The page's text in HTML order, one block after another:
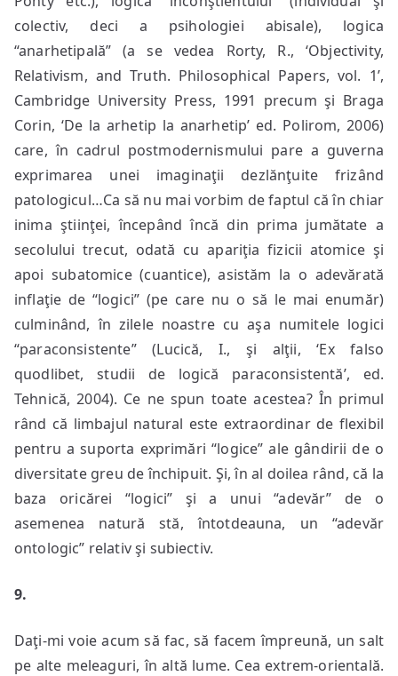
colectiv, deci a psihologiei abisale), logica
“anarhetipală” (a se vedea Rorty, R., ‘Objectivity,
Relativism, and Truth. Philosophical Papers, vol. 1’,
Cambridge University Press, 1991 precum şi Braga
Corin, ‘De la arhetip la anarhetip’ ed. Polirom, 2006)
care, în cadrul postmodernismului pare a guverna
exprimarea unei imaginaţii dezlănţuite frizând
patologicul…Ca să nu mai vorbim de faptul că în chiar
inima ştiinţei, începând încă din prima jumătate a
secolului trecut, odată cu apariţia fizicii atomice şi
apoi subatomice (cuantice), asistăm la o adevărată
inflaţie de “logici” (pe care nu o să le mai enumăr)
culminând, în zilele noastre cu aşa numitele logici
“paraconsistente” (Lucică, I., şi alţii, ‘Ex falso
quodlibet, studii de logică paraconsistentă’, ed.
Tehnică, 2004). Ce ne spun toate acestea? În primul
rând că limbajul natural este extraordinar de flexibil
pentru a suporta exprimări “logice” ale gândirii de o
diversitate greu de închipuit. Şi, în al doilea rând, că la
baza oricărei “logici” şi a unui “adevăr” de o
asemenea natură stă, întotdeauna, un “adevăr
ontologic” relativ şi subiectiv.
9.
Daţi-mi voie acum să fac, să facem împreună, un salt
pe alte meleaguri, în altă lume. Cea extrem-orientală.